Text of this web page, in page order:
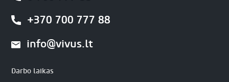
+370 700 777 88
info@vivus.lt
Darbo laikas